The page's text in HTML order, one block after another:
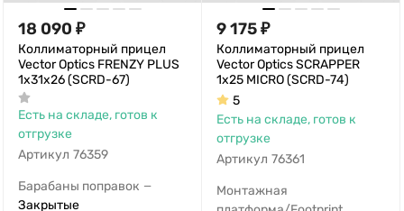
18 090 ₽
Коллиматорный прицел
Vector Optics FRENZY PLUS
1x31x26 (SCRD-67)
Есть на складе, готов к
отгрузке
Артикул 76359
Барабаны поправок —
Закрытые
9 175₽
Коллиматорный прицел
Vector Optics SCRAPPER
1х25 MICRO (SCRD-74)
5
Есть на складе, готов к
отгрузке
Артикул 76361
Монтажная